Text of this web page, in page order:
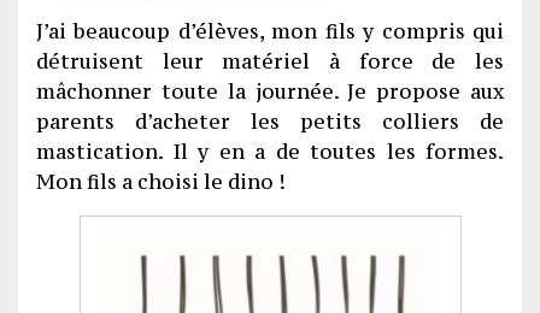
J’ai beaucoup d’élèves, mon fils y compris qui
détruisent leur matériel à force de les
mâchonner toute la journée. Je propose aux
parents d’acheter les petits colliers de
mastication. Il y en a de toutes les formes.
Mon fils a choisi le dino !